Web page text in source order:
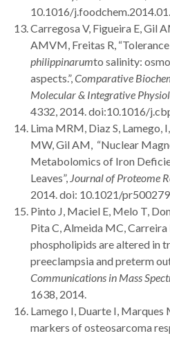
10.1016/
Carregosa V, Figueira E, Gil
AMVM, Freitas R,
philippinarumto salinity:
aspects.”,Comparative
Molecular & Integrative
4332, 2014. doi:10.1016/
Lima MRM, Diaz S, Lamego,
MW, Gil AM, “Nuclear
Metabolomics of Iron
Leaves”, Journal of Proteome
2014. doi: 10.1021/
Pinto J, Maciel E, Melo T,
Pita C, Almeida MC,
phospholipids are altered in
preeclampsia and preterm
Communications in Mass
1638, 2014.
Lamego I, Duarte I,
markers of osteosarcoma